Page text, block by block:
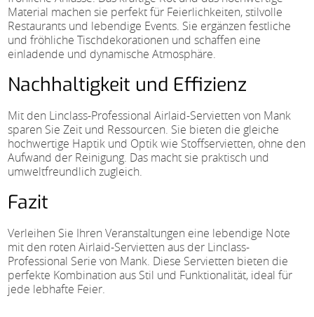
Material machen sie perfekt für Feierlichkeiten, stilvolle
Restaurants und lebendige Events. Sie ergänzen festliche
und fröhliche Tischdekorationen und schaffen eine
einladende und dynamische Atmosphäre.
Nachhaltigkeit und Effizienz
Mit den Linclass-Professional Airlaid-Servietten von Mank
sparen Sie Zeit und Ressourcen. Sie bieten die gleiche
hochwertige Haptik und Optik wie Stoffservietten, ohne den
Aufwand der Reinigung. Das macht sie praktisch und
umweltfreundlich zugleich.
Fazit
Verleihen Sie Ihren Veranstaltungen eine lebendige Note
mit den roten Airlaid-Servietten aus der Linclass-
Professional Serie von Mank. Diese Servietten bieten die
perfekte Kombination aus Stil und Funktionalität, ideal für
jede lebhafte Feier.